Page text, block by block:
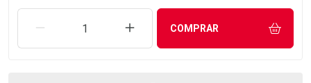
REMOVER UMA UNIDADEAUMENTAR UMA UNIDADE
COMPRAR